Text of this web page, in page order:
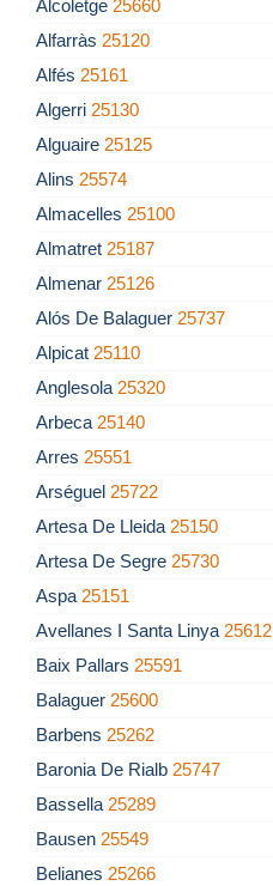
Alcoletge 25660
Alfarràs 25120
Alfés 25161
Algerri 25130
Alguaire 25125
Alins 25574
Almacelles 25100
Almatret 25187
Almenar 25126
Alós De Balaguer 25737
Alpicat 25110
Anglesola 25320
Arbeca 25140
Arres 25551
Arséguel 25722
Artesa De Lleida 25150
Artesa De Segre 25730
Aspa 25151
Avellanes I Santa Linya 25612
Baix Pallars 25591
Balaguer 25600
Barbens 25262
Baronia De Rialb 25747
Bassella 25289
Bausen 25549
Belianes 25266